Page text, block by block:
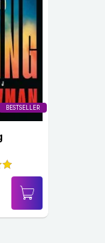
BESTSELLER